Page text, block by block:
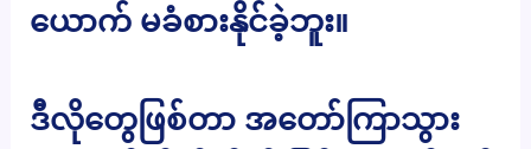
ယောက် မခံစားနိုင်ခဲ့ဘူး။
ဒီလိုတွေဖြစ်တာ အတော်ကြာသွား